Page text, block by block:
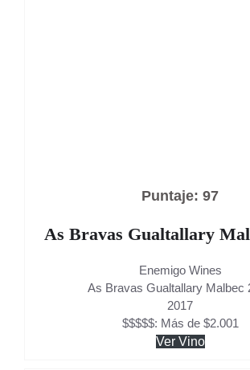
Puntaje: 97
As Bravas Gualtallary
Enemigo Wines
As Bravas Gualtallary Malbec
2017
$$$$$: Más de $2.001
Ver Vino